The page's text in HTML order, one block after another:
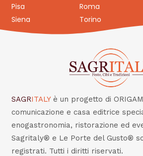
Pisa
Roma
Siena
Torino
SAGRITALY è un progetto di
comunicazione e casa editrice
enogastronomia, ristorazione ed
Sagritaly® e Le Porte del Gusto®
registrati. Tutti i diritti riservati.